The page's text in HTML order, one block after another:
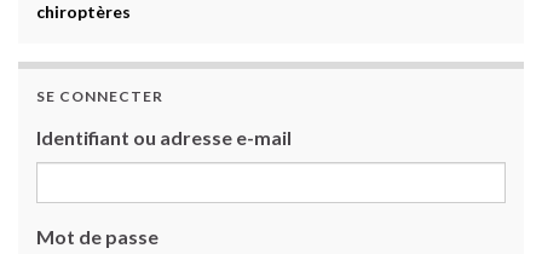
chiroptères
SE CONNECTER
Identifiant ou adresse e-mail
Mot de passe